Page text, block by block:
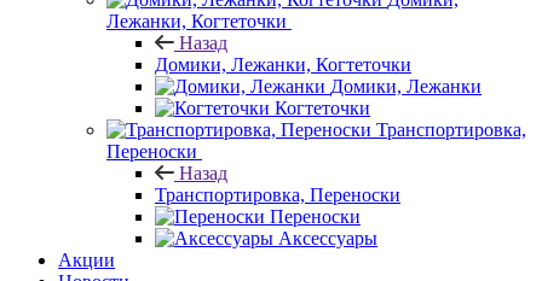
Лежанки, Когтеточки
Назад
Домики, Лежанки, Когтеточки
Домики, Лежанки
Когтеточки
Транспортировка,
Переноски
Назад
Транспортировка, Переноски
Переноски
Аксессуары
Акции